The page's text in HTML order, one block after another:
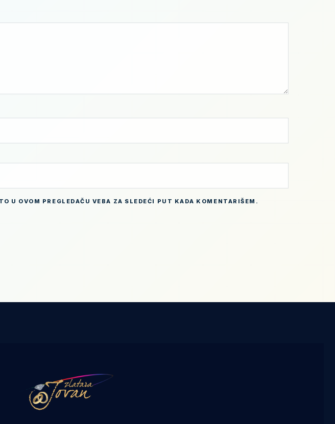
U OVOM PREGLEDAČU VEBA ZA SLEDEĆI PUT KADA KOMENTARIŠEM.